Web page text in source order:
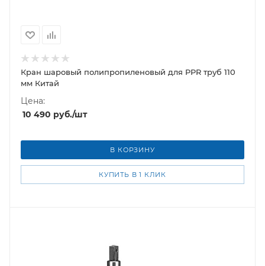
Кран шаровый полипропиленовый для PPR труб 110
мм Китай
Цена:
10 490 руб./шт
В КОРЗИНУ
КУПИТЬ В 1 КЛИК